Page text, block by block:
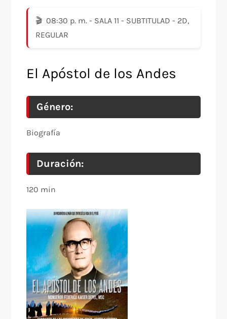
08:30 p. m. - SALA 11 - SUBTITULAD - 2D,
REGULAR
El Apóstol de los Andes
Género:
Biografía
Duración:
120 min